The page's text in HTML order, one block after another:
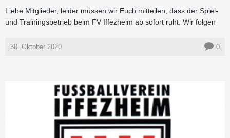
Liebe Mitglieder, leider müssen wir Euch mitteilen, dass der Spiel-
und Trainingsbetrieb beim FV Iffezheim ab sofort ruht. Wir folgen
30. Oktober 2020 0